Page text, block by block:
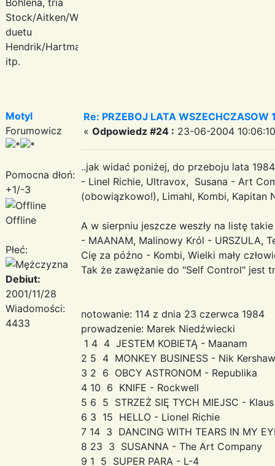
Stock/Aitken/Waterman,
duetu
Hendrik/Hartmann
itp.
Motyl
Forumowicz
Pomocna dłoń:
+1/-3
Offline
Płeć:
Debiut:
2001/11/28
Wiadomości:
4433
Re: PRZEBOJ LATA WSZECHCZASOW
« Odpowiedz #24 : 23-06-2004
..jak widać poniżej, do przeboju lata
- Linel Richie, Ultravox, Susana - Art
(obowiązkowo!), Limahl, Kombi, Kapitan
A w sierpniu jeszcze weszły na listę
- MAANAM, Malinowy Król - URSZULA,
Cię za późno - Kombi, Wielki mały
Tak że zawężanie do "Self Control" jest
notowanie: 114 z dnia 23 czerwca 1984
prowadzenie: Marek Niedźwiecki
1 4 4 JESTEM KOBIETĄ - Maanam
2 5 4 MONKEY BUSINESS - Nik Kershaw
3 2 6 OBCY ASTRONOM - Republika
4 10 6 KNIFE - Rockwell
5 6 5 STRZEŻ SIĘ TYCH MIEJSC -
6 3 15 HELLO - Lionel Richie
7 14 3 DANCING WITH TEARS IN MY
8 23 3 SUSANNA - The Art Company
9 1 5 SUPER PARA - L-4